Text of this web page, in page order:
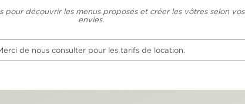
pour découvrir les menus proposés et créer les vôtres selon vos
envies.
de nous consulter pour les tarifs de location.